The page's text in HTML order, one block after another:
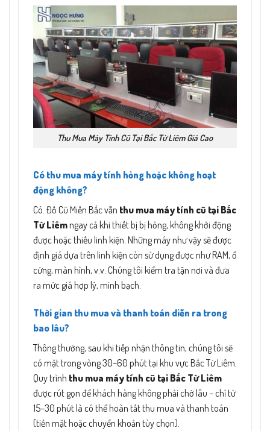
Thu Mua Máy Tính Cũ Tại Bắc Từ Liêm Giá Cao
Có thu mua máy tính hỏng hoặc không hoạt
động không?
Có. Đồ Cũ Miền Bắc vẫn thu mua máy tính cũ tại Bắc
Từ Liêmngay cả khi thiết bị bị hỏng, không khởi động
được hoặc thiếu linh kiện. Những máy như vậy sẽ được
định giá dựa trên linh kiện còn sử dụng được như RAM, ổ
cứng, màn hình, v.v. Chúng tôi kiểm tra tận nơi và đưa
ra mức giá hợp lý, minh bạch.
Thời gian thu mua và thanh toán diễn ra trong
bao lâu?
Thông thường, sau khi tiếp nhận thông tin, chúng tôi sẽ
có mặt trong vòng 30–60 phút tại khu vực Bắc Từ Liêm.
Quy trình thu mua máy tính cũ tại Bắc Từ Liêm
được rút gọn để khách hàng không phải chờ lâu – chỉ từ
15–30 phút là có thể hoàn tất thu mua và thanh toán
(tiền mặt hoặc chuyển khoản tùy chọn).